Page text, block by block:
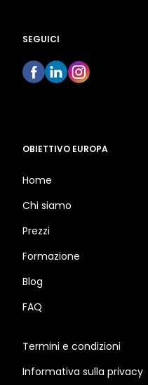
SEGUICI
OBIETTIVO EUROPA
Home
Chi siamo
Prezzi
Formazione
Blog
FAQ
Termini e condizioni
Informativa sulla privacy